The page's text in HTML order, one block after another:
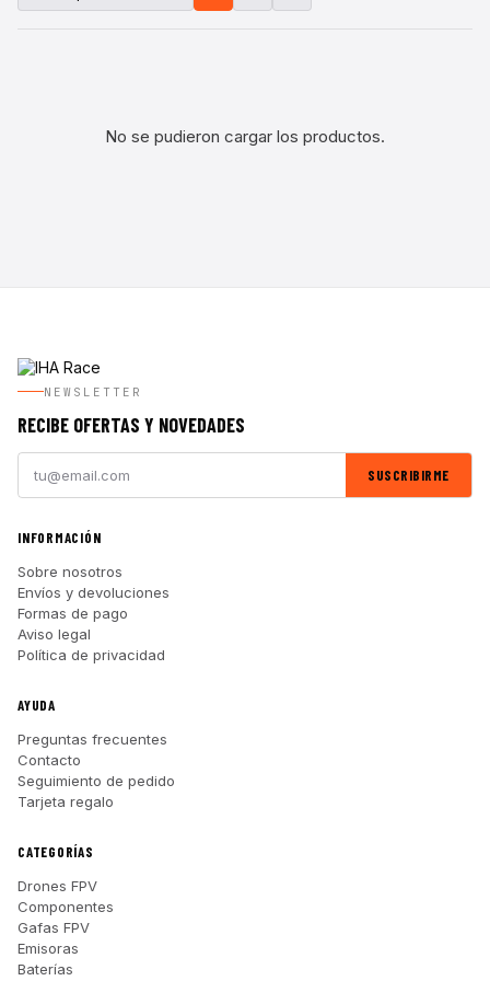
No se pudieron cargar los productos.
NEWSLETTER
RECIBE OFERTAS Y NOVEDADES
SUSCRIBIRME
INFORMACIÓN
Sobre nosotros
Envíos y devoluciones
Formas de pago
Aviso legal
Política de privacidad
AYUDA
Preguntas frecuentes
Contacto
Seguimiento de pedido
Tarjeta regalo
CATEGORÍAS
Drones FPV
Componentes
Gafas FPV
Emisoras
Baterías